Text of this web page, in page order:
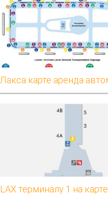
LAX терминалу 1 на карте